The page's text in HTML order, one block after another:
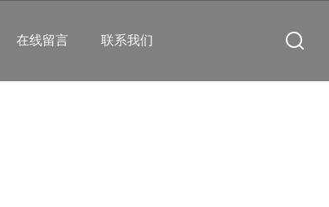
在线留言 联系我们